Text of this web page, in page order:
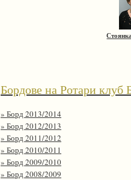
Бордове на Ротари клуб
» Борд 2013/2014
» Борд 2012/2013
» Борд 2011/2012
» Борд 2010/2011
» Борд 2009/2010
» Борд 2008/2009